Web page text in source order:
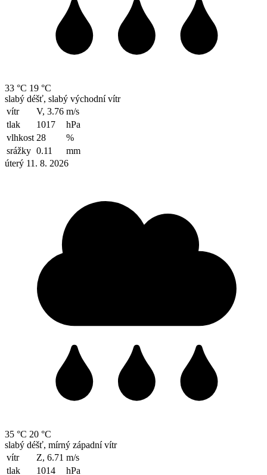
33 °C 19 °C
slabý déšť, slabý východní vítr
vítr
V, 3.76 m/s
tlak
1017
hPa
vlhkost 28
%
srážky 0.11
mm
úterý 11. 8. 2026
35 °C 20 °C
slabý déšť, mírný západní vítr
vítr
Z, 6.71 m/s
tlak
1014
hPa